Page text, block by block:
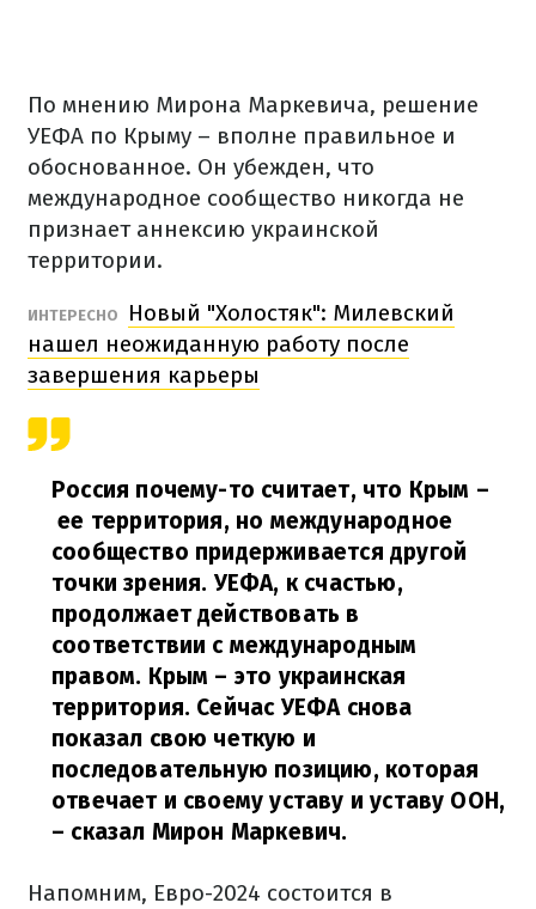
По мнению Мирона Маркевича, решение
УЕФА по Крыму – вполне правильное и
обоснованное. Он убежден, что
международное сообщество никогда не
признает аннексию украинской
территории.
ИНТЕРЕСНО
Новый "Холостяк": Милевский
нашел неожиданную работу после
завершения карьеры
Россия почему-то считает, что Крым –
ее территория, но международное
сообщество придерживается другой
точки зрения. УЕФА, к счастью,
продолжает действовать в
соответствии с международным
правом. Крым – это украинская
территория. Сейчас УЕФА снова
показал свою четкую и
последовательную позицию, которая
отвечает и своему уставу и уставу ООН,
– сказал Мирон Маркевич.
Напомним, Евро-2024 состоится в